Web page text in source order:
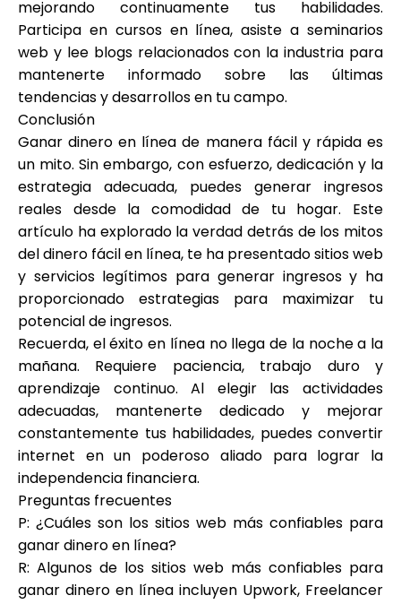
mejorando continuamente tus habilidades.
Participa en cursos en línea, asiste a seminarios
web y lee blogs relacionados con la industria para
mantenerte informado sobre las últimas
tendencias y desarrollos en tu campo.
Conclusión
Ganar dinero en línea de manera fácil y rápida es
un mito. Sin embargo, con esfuerzo, dedicación y la
estrategia adecuada, puedes generar ingresos
reales desde la comodidad de tu hogar. Este
artículo ha explorado la verdad detrás de los mitos
del dinero fácil en línea, te ha presentado sitios web
y servicios legítimos para generar ingresos y ha
proporcionado estrategias para maximizar tu
potencial de ingresos.
Recuerda, el éxito en línea no llega de la noche a la
mañana. Requiere paciencia, trabajo duro y
aprendizaje continuo. Al elegir las actividades
adecuadas, mantenerte dedicado y mejorar
constantemente tus habilidades, puedes convertir
internet en un poderoso aliado para lograr la
independencia financiera.
Preguntas frecuentes
P: ¿Cuáles son los sitios web más confiables para
ganar dinero en línea?
R: Algunos de los sitios web más confiables para
ganar dinero en línea incluyen Upwork, Freelancer